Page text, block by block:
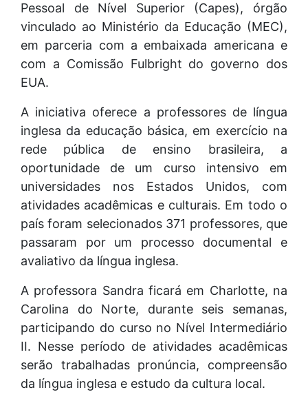
Pessoal de Nível Superior (Capes), órgão
vinculado ao Ministério da Educação (MEC),
em parceria com a embaixada americana e
com a Comissão Fulbright do governo dos
EUA.
A iniciativa oferece a professores de língua
inglesa da educação básica, em exercício na
rede pública de ensino brasileira, a
oportunidade de um curso intensivo em
universidades nos Estados Unidos, com
atividades acadêmicas e culturais. Em todo o
país foram selecionados 371 professores, que
passaram por um processo documental e
avaliativo da língua inglesa.
A professora Sandra ficará em Charlotte, na
Carolina do Norte, durante seis semanas,
participando do curso no Nível Intermediário
II. Nesse período de atividades acadêmicas
serão trabalhadas pronúncia, compreensão
da língua inglesa e estudo da cultura local.